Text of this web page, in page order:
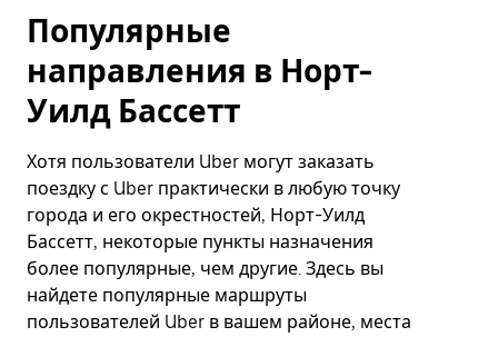
Популярные
направления в Норт-
Уилд Бассетт
Хотя пользователи Uber могут заказать
поездку с Uber практически в любую точку
города и его окрестностей, Норт-Уилд
Бассетт, некоторые пункты назначения
более популярные, чем другие. Здесь вы
найдете популярные маршруты
пользователей Uber в вашем районе, места